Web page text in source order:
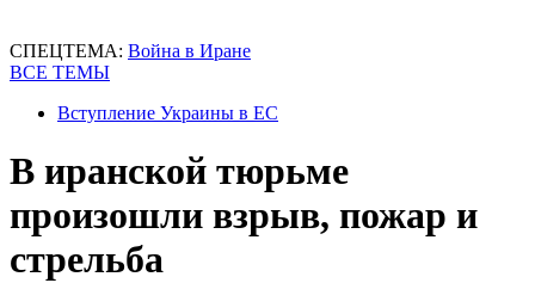
СПЕЦТЕМА: Война в Иране
ВСЕ ТЕМЫ
Вступление Украины в ЕС
В иранской тюрьме
произошли взрыв, пожар и
стрельба